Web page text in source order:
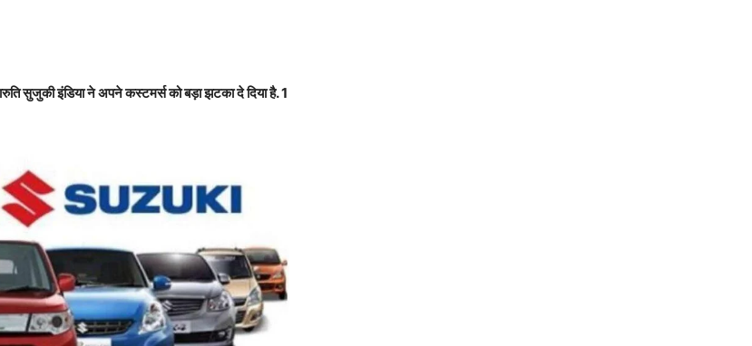
इंडिया ने अपने कस्टमर्स को बड़ा झटका दे दिया है. 1